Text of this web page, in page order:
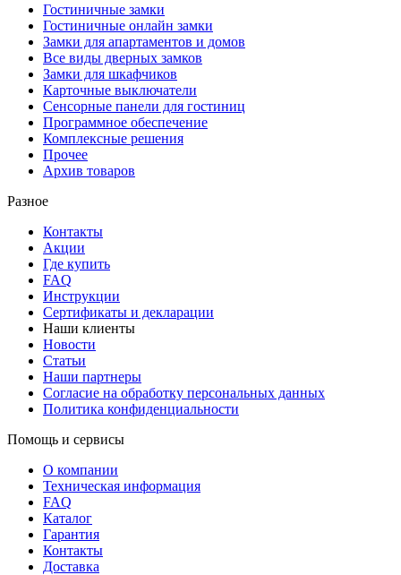
Гостиничные замки
Гостиничные онлайн замки
Замки для апартаментов и домов
Все виды дверных замков
Замки для шкафчиков
Карточные выключатели
Сенсорные панели для гостиниц
Программное обеспечение
Комплексные решения
Прочее
Архив товаров
Разное
Контакты
Акции
Где купить
FAQ
Инструкции
Сертификаты и декларации
Наши клиенты
Новости
Статьи
Наши партнеры
Согласие на обработку персональных данных
Политика конфиденциальности
Помощь и сервисы
О компании
Техническая информация
FAQ
Каталог
Гарантия
Контакты
Доставка